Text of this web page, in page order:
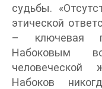
судьбы.
этической
– ключевая
Набоковым
человеческой
Набоков